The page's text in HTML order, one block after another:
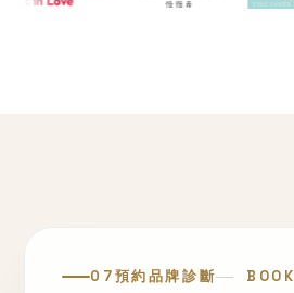
07預約品牌診斷 BOOK